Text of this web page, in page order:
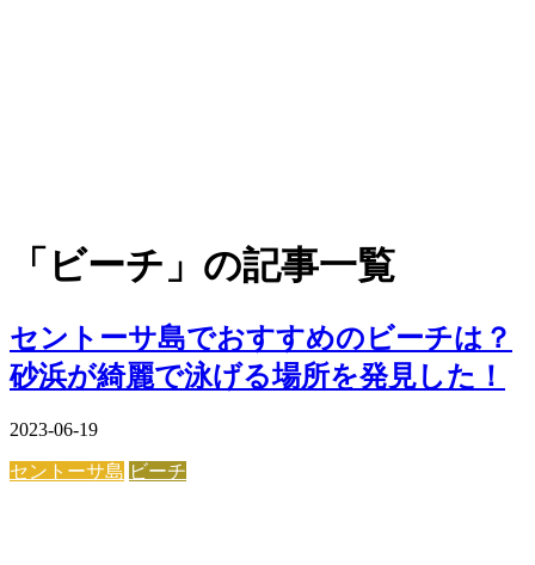
「ビーチ」の記事一覧
セントーサ島でおすすめのビーチは？
砂浜が綺麗で泳げる場所を発見した！
2023-06-19
セントーサ島 ビーチ